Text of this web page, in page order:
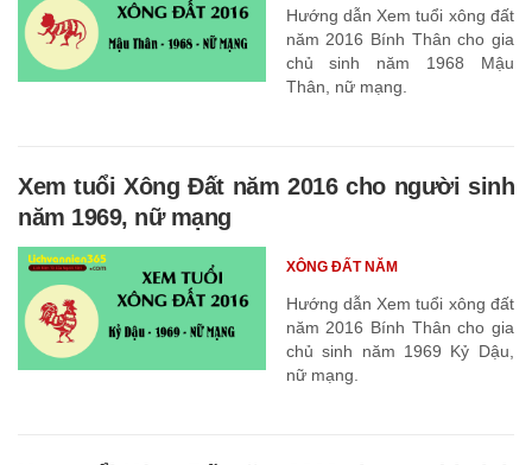
Hướng dẫn Xem tuổi xông đất
năm 2016 Bính Thân cho gia
chủ sinh năm 1968 Mậu
Thân, nữ mạng.
Xem tuổi Xông Đất năm 2016 cho người sinh
năm 1969, nữ mạng
Hướng dẫn Xem tuổi xông đất
năm 2016 Bính Thân cho gia
chủ sinh năm 1969 Kỷ Dậu,
nữ mạng.
XÔNG ĐẤT NĂM